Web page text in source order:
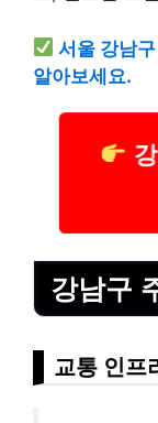
서울 강남
알아보세요.
강남구
교통 인프